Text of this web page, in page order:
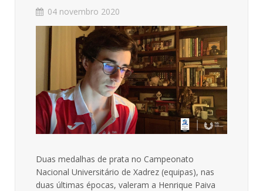
04 novembro 2020
Duas medalhas de prata no Campeonato
Nacional Universitário de Xadrez (equipas), nas
duas últimas épocas, valeram a Henrique Paiva